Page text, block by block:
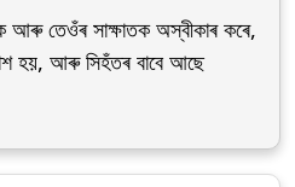
তেওঁৰ সাক্ষাতক অস্বীকাৰ কৰে,
হয়, আৰু সিহঁতৰ বাবে আছে